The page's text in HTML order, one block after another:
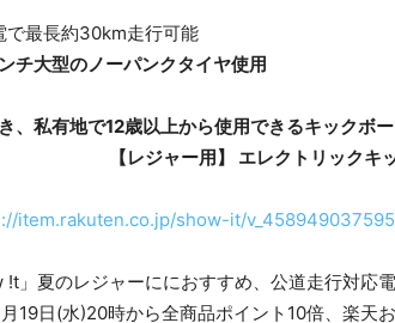
で最長約30km走行可能
チ大型のノーパンクタイヤ使用
、私有地で12歳以上から使用できるキックボ
ー用】 エレクトリックキックボ
item.rakuten.co.jp/show-it/